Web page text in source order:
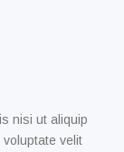
nisi ut aliquip
velit